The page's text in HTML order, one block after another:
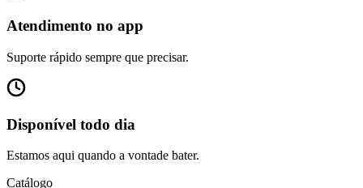
Atendimento no app
Suporte rápido sempre que precisar.
Disponível todo dia
Estamos aqui quando a vontade bater.
Catálogo